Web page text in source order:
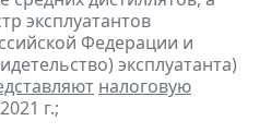
эксплуатантов
Федерации и
эксплуатанта)
налоговую
г.;